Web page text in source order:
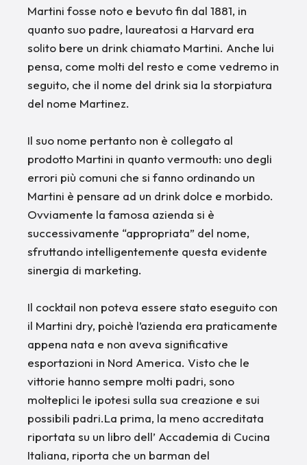
Martini fosse noto e bevuto fin dal 1881, in
quanto suo padre, laureatosi a Harvard era
solito bere un drink chiamato Martini. Anche lui
pensa, come molti del resto e come vedremo in
seguito, che il nome del drink sia la storpiatura
del nome Martinez.
Il suo nome pertanto non è collegato al
prodotto Martini in quanto vermouth: uno degli
errori più comuni che si fanno ordinando un
Martini è pensare ad un drink dolce e morbido.
Ovviamente la famosa azienda si è
successivamente “appropriata” del nome,
sfruttando intelligentemente questa evidente
sinergia di marketing.
Il cocktail non poteva essere stato eseguito con
il Martini dry, poichè l’azienda era praticamente
appena nata e non aveva significative
esportazioni in Nord America. Visto che le
vittorie hanno sempre molti padri, sono
molteplici le ipotesi sulla sua creazione e sui
possibili padri.La prima, la meno accreditata
riportata su un libro dell’ Accademia di Cucina
Italiana, riporta che un barman del